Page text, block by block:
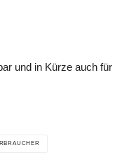
und in Kürze auch für